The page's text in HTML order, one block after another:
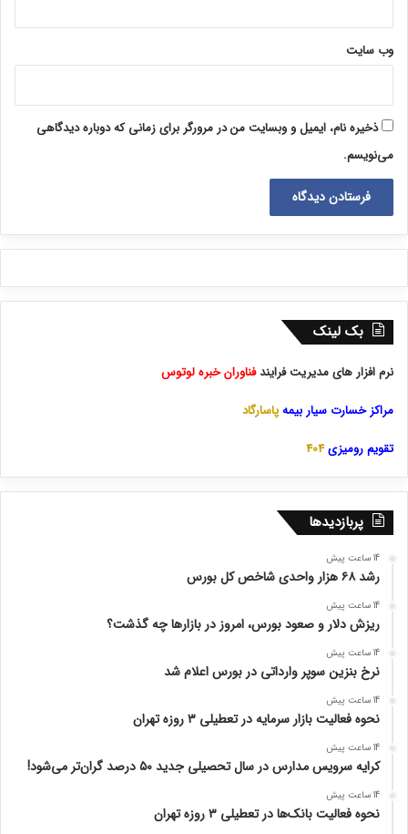
وب‌ سایت
ذخیره نام، ایمیل و وبسایت من در مرورگر برای زمانی که دوباره دیدگاهی
می‌نویسم.
بک لینک
نرم افزار های مدیریت فرایندفناوران خبره لوتوس
مراکز خسارت سیار بیمهپاسارگاد
تقویم رومیزی404
پربازدیدها
14 ساعت پیش
رشد ۶۸ هزار واحدی شاخص کل بورس
14 ساعت پیش
ریزش دلار و صعود بورس، امروز در بازارها چه گذشت؟
14 ساعت پیش
نرخ بنزین سوپر وارداتی در بورس اعلام شد
14 ساعت پیش
نحوه فعالیت بازار سرمایه در تعطیلی ۳ روزه تهران
14 ساعت پیش
کرایه سرویس مدارس در سال تحصیلی جدید ۵۰ درصد گران‌تر می‌شود!
14 ساعت پیش
نحوه فعالیت بانک‌ها در تعطیلی ۳ روزه تهران